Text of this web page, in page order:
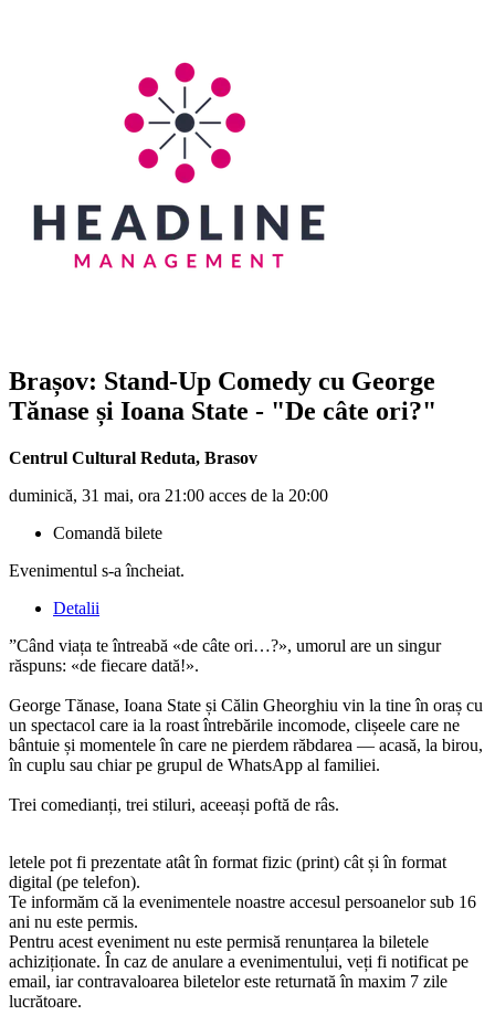
Brașov: Stand-Up Comedy cu George
Tănase și Ioana State - "De câte ori?"
Centrul Cultural Reduta, Brasov
duminică, 31 mai, ora 21:00 acces de la 20:00
Comandă bilete
Evenimentul s-a încheiat.
Detalii
”Când viața te întreabă «de câte ori…?», umorul are un singur
răspuns: «de fiecare dată!».
George Tănase, Ioana State și Călin Gheorghiu vin la tine în oraș cu
un spectacol care ia la roast întrebările incomode, clișeele care ne
bântuie și momentele în care ne pierdem răbdarea — acasă, la birou,
în cuplu sau chiar pe grupul de WhatsApp al familiei.
Trei comedianți, trei stiluri, aceeași poftă de râs.
letele pot fi prezentate atât în format fizic (print) cât și în format
digital (pe telefon).
Te informăm că la evenimentele noastre accesul persoanelor sub 16
ani nu este permis.
Pentru acest eveniment nu este permisă renunțarea la biletele
achiziționate. În caz de anulare a evenimentului, veți fi notificat pe
email, iar contravaloarea biletelor este returnată în maxim 7 zile
lucrătoare.